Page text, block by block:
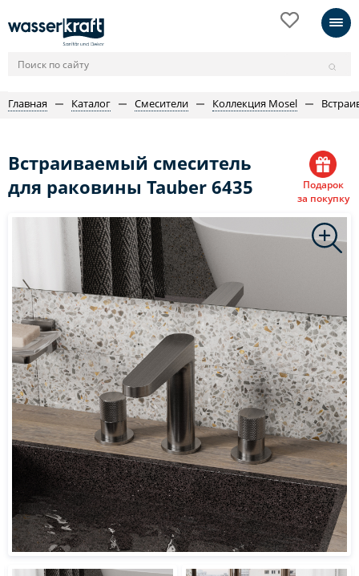
Главная Каталог Смесители Коллекция Mosel
Встраиваемый смеситель
для раковины Tauber 6435
Подарок
за покупку